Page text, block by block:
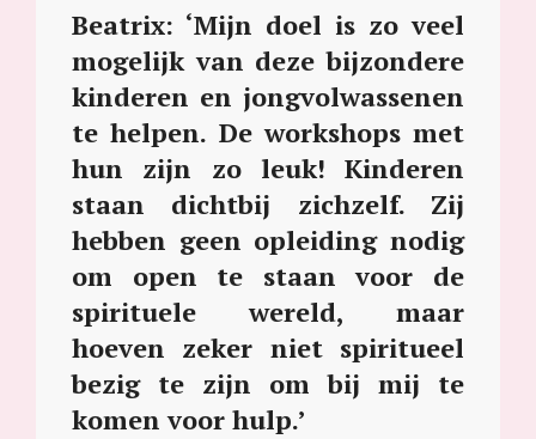
Beatrix: ‘Mijn doel is zo veel
mogelijk van deze bijzondere
kinderen en jongvolwassenen
te helpen. De workshops met
hun zijn zo leuk! Kinderen
staan dichtbij zichzelf. Zij
hebben geen opleiding nodig
om open te staan voor de
spirituele wereld, maar
hoeven zeker niet spiritueel
bezig te zijn om bij mij te
komen voor hulp.’